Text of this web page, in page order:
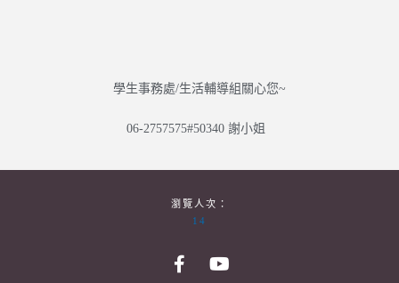
學生事務處/生活輔導組關心您~
06-2757575#50340 謝小姐
瀏覽人次：
14